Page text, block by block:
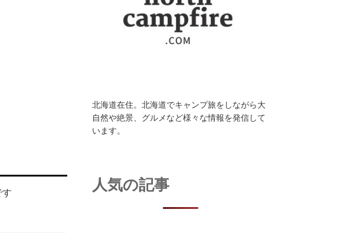
す
北海道在住。北海道でキャンプ旅をしながら大
自然や絶景、グルメなど様々な情報を発信して
います。
人気の記事